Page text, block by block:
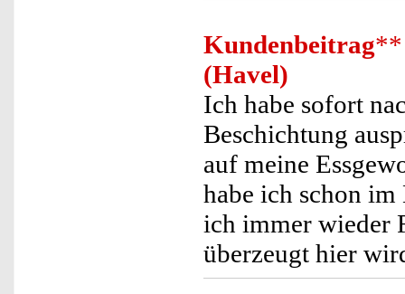
Kundenbeitrag**
(Havel)
Ich habe sofort
Beschichtung
auf meine
habe ich schon im
ich immer wieder
überzeugt hier